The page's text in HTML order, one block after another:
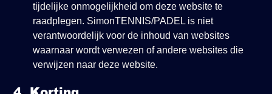
tijdelijke onmogelijkheid om deze website te
raadplegen. SimonTENNIS/PADEL is niet
verantwoordelijk voor de inhoud van websites
waarnaar wordt verwezen of andere websites die
verwijzen naar deze website.